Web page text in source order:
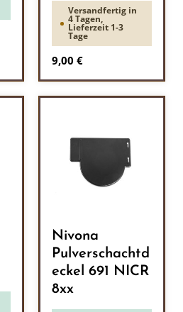
Versandfertig in
4 Tagen,
Lieferzeit 1-3
Tage
Regulärer Preis:
9,00 €
Nivona
Pulverschachtd
eckel 691 NICR
8xx